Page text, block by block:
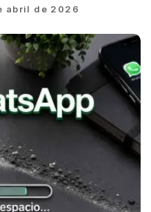
abril de 2026